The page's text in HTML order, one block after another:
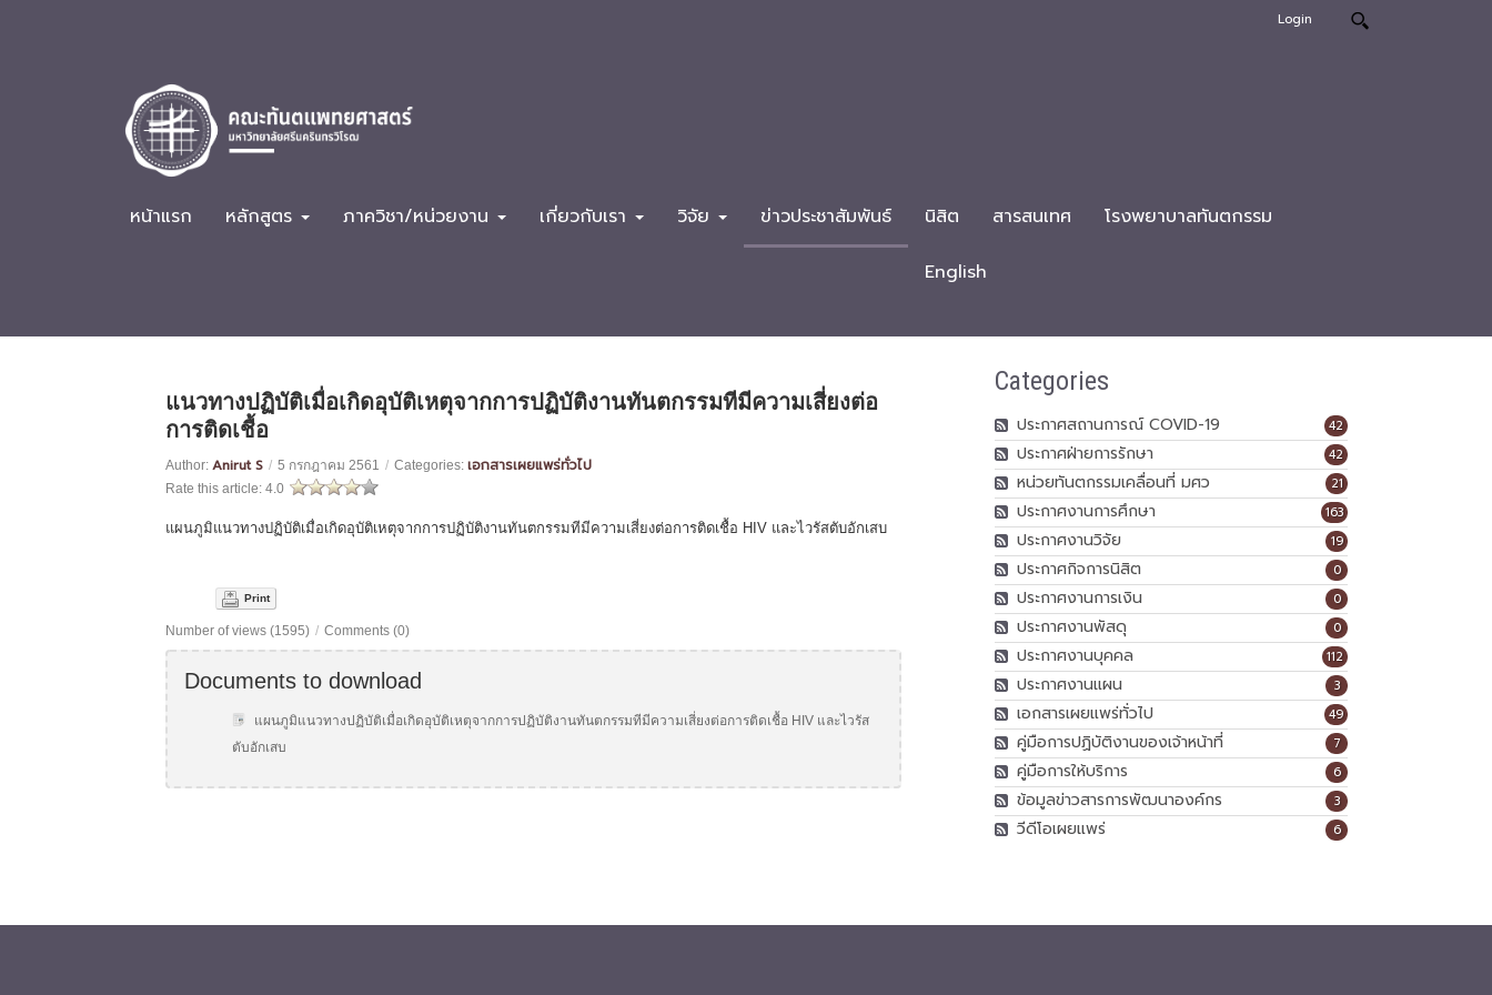
Login
หน้าแรก หลักสูตร ภาควิชา/หน่วยงาน เกี่ยวกับเรา วิจัย ข่าวประชาสัมพันธ์ นิสิต สารสนเทศ โรงพยาบาลทันตกรรม
English
แนวทางปฏิบัติเมื่อเกิดอุบัติเหตุจากการปฏิบัติงานทันตกรรมทีมีความเสี่ยงต่อ
การติดเชื้อ
Author: Anirut S / 5 กรกฎาคม 2561 / Categories: เอกสารเผยแพร่ทั่วไป
Rate this article: 4.0
แผนภูมิแนวทางปฏิบัติเมื่อเกิดอุบัติเหตุจากการปฏิบัติงานทันตกรรมทีมีความเสี่ยงต่อการติดเชื้อ HIV และไวรัสตับอักเสบ
Print
Number of views (1595) / Comments (0)
Documents to download
แผนภูมิแนวทางปฏิบัติเมื่อเกิดอุบัติเหตุจากการปฏิบัติงานทันตกรรมทีมีความเสี่ยงต่อการติดเชื้อ HIV และไวรัส
ตับอักเสบ
Categories
42
ประกาศสถานการณ์ COVID-19
42
ประกาศฝ่ายการรักษา
21
หน่วยทันตกรรมเคลื่อนที่ มศว
163
ประกาศงานการศึกษา
19
ประกาศงานวิจัย
0
ประกาศกิจการนิสิต
0
ประกาศงานการเงิน
0
ประกาศงานพัสดุ
112
ประกาศงานบุคคล
3
ประกาศงานแผน
49
เอกสารเผยแพร่ทั่วไป
7
คู่มือการปฏิบัติงานของเจ้าหน้าที่
6
คู่มือการให้บริการ
3
ข้อมูลข่าวสารการพัฒนาองค์กร
6
วีดีโอเผยแพร่